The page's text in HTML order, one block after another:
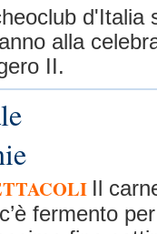
d'Italia
alla
II.
Il
fermento